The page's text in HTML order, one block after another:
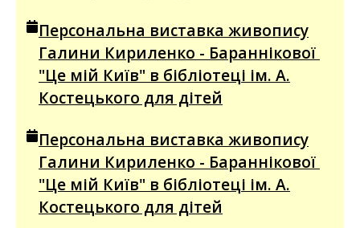
Персональна виставка живопису
Галини Кириленко - Бараннікової
"Це мій Київ" в бібліотеці ім. А.
Костецького для дітей
Персональна виставка живопису
Галини Кириленко - Бараннікової
"Це мій Київ" в бібліотеці ім. А.
Костецького для дітей